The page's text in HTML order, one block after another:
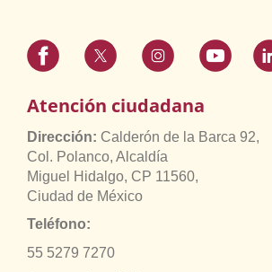
Atención ciudadana
Dirección: Calderón de la Barca 92,
Col. Polanco, Alcaldía
Miguel Hidalgo, CP 11560,
Ciudad de México
Teléfono:
55 5279 7270